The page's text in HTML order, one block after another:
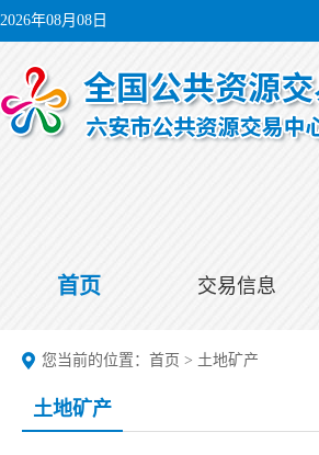
2026年08月08日
首页 交易信息
您当前的位置： 首页 > 土地矿产
土地矿产